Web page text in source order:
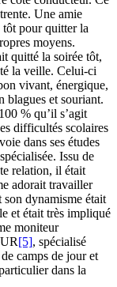
Une amie
tôt pour quitter la
moyens.
quitté la soirée tôt,
la veille. Celui-ci
vivant, énergique,
blagues et souriant.
% qu’il s’agit
difficultés scolaires
dans ses études
Issu de
relation, il était
adorait travailler
son dynamisme était
et était très impliqué
moniteur
[5], spécialisé
camps de jour et
dans la